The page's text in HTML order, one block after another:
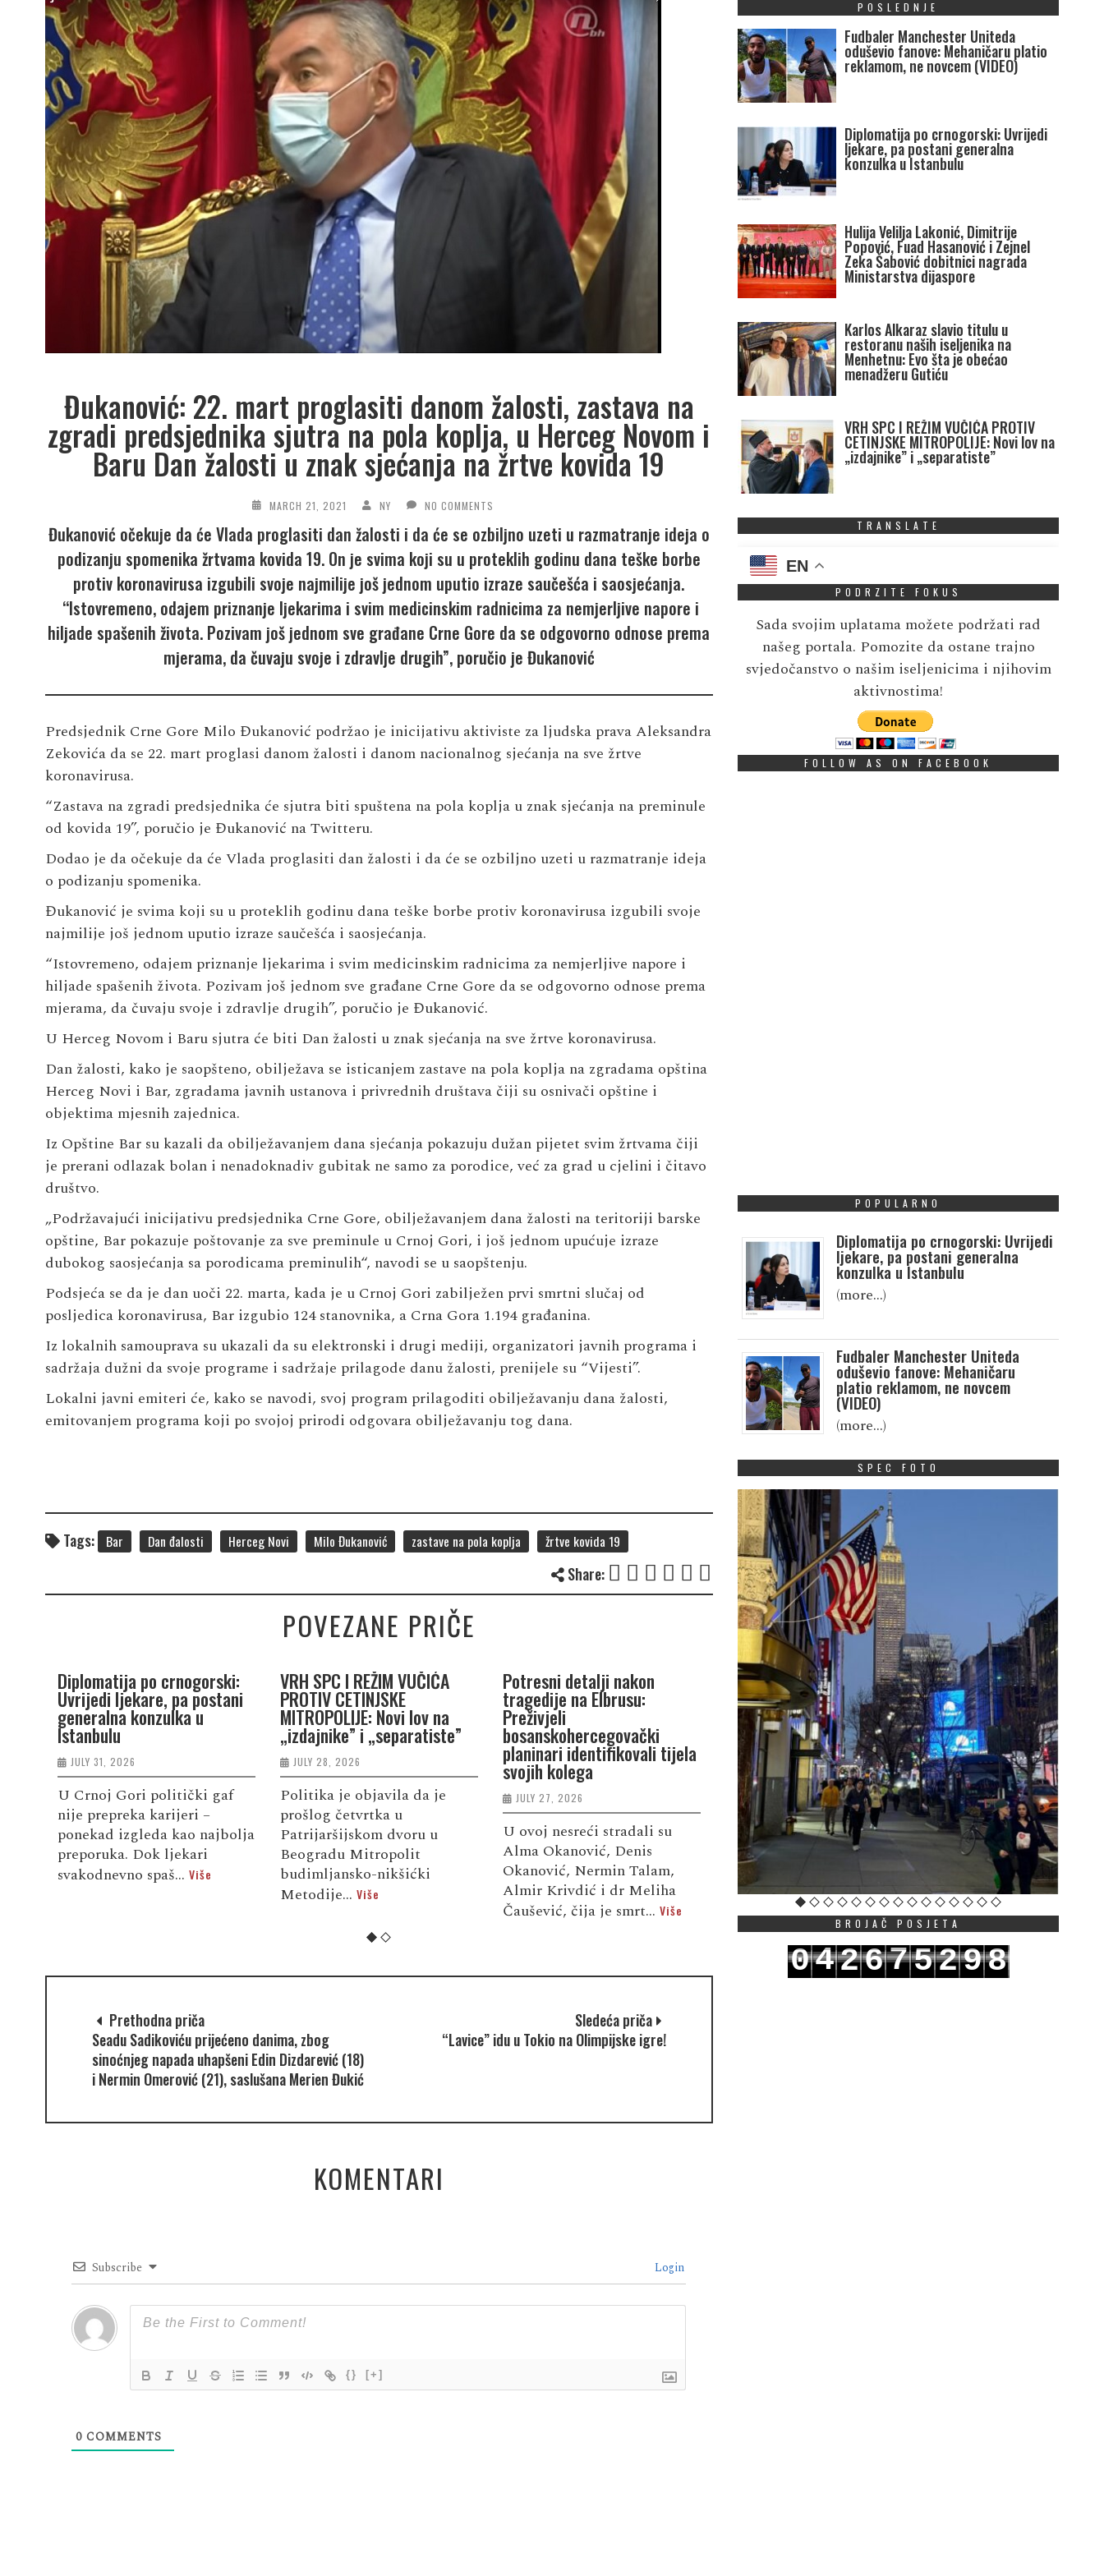
Đukanović: 22. mart proglasiti danom žalosti, zastava na
zgradi predsjednika sjutra na pola koplja, u Herceg Novom i
Baru Dan žalosti u znak sjećanja na žrtve kovida 19
MARCH 21, 2021 NY NO COMMENTS
Đukanović očekuje da će Vlada proglasiti dan žalosti i da će se ozbiljno uzeti u razmatranje ideja o
podizanju spomenika žrtvama kovida 19. On je svima koji su u proteklih godinu dana teške borbe
protiv koronavirusa izgubili svoje najmilije još jednom uputio izraze saučešća i saosjećanja.
“Istovremeno, odajem priznanje ljekarima i svim medicinskim radnicima za nemjerljive napore i
hiljade spašenih života. Pozivam još jednom sve građane Crne Gore da se odgovorno odnose prema
mjerama, da čuvaju svoje i zdravlje drugih”, poručio je Đukanović
Predsjednik Crne Gore Milo Đukanović podržao je inicijativu aktiviste za ljudska prava Aleksandra
Zekovića da se 22. mart proglasi danom žalosti i danom nacionalnog sjećanja na sve žrtve
koronavirusa.
“Zastava na zgradi predsjednika će sjutra biti spuštena na pola koplja u znak sjećanja na preminule
od kovida 19”, poručio je Đukanović na Twitteru.
Dodao je da očekuje da će Vlada proglasiti dan žalosti i da će se ozbiljno uzeti u razmatranje ideja
o podizanju spomenika.
Đukanović je svima koji su u proteklih godinu dana teške borbe protiv koronavirusa izgubili svoje
najmilije još jednom uputio izraze saučešća i saosjećanja.
“Istovremeno, odajem priznanje ljekarima i svim medicinskim radnicima za nemjerljive napore i
hiljade spašenih života. Pozivam još jednom sve građane Crne Gore da se odgovorno odnose prema
mjerama, da čuvaju svoje i zdravlje drugih”, poručio je Đukanović.
U Herceg Novom i Baru sjutra će biti Dan žalosti u znak sjećanja na sve žrtve koronavirusa.
Dan žalosti, kako je saopšteno, obilježava se isticanjem zastave na pola koplja na zgradama opština
Herceg Novi i Bar, zgradama javnih ustanova i privrednih društava čiji su osnivači opštine i
objektima mjesnih zajednica.
Iz Opštine Bar su kazali da obilježavanjem dana sjećanja pokazuju dužan pijetet svim žrtvama čiji
je prerani odlazak bolan i nenadoknadiv gubitak ne samo za porodice, već za grad u cjelini i čitavo
društvo.
„Podržavajući inicijativu predsjednika Crne Gore, obilježavanjem dana žalosti na teritoriji barske
opštine, Bar pokazuje poštovanje za sve preminule u Crnoj Gori, i još jednom upućuje izraze
dubokog saosjećanja sa porodicama preminulih“, navodi se u saopštenju.
Podsjeća se da je dan uoči 22. marta, kada je u Crnoj Gori zabilježen prvi smrtni slučaj od
posljedica koronavirusa, Bar izgubio 124 stanovnika, a Crna Gora 1.194 građanina.
Iz lokalnih samouprava su ukazali da su elektronski i drugi mediji, organizatori javnih programa i
sadržaja dužni da svoje programe i sadržaje prilagode danu žalosti, prenijele su “Vijesti”.
Lokalni javni emiteri će, kako se navodi, svoj program prilagoditi obilježavanju dana žalosti,
emitovanjem programa koji po svojoj prirodi odgovara obilježavanju tog dana.
Tags: Bar Dan đalosti Herceg Novi Milo Đukanović zastave na pola koplja žrtve kovida 19
Share:
POVEZANE PRIČE
Diplomatija po crnogorski:
Uvrijedi ljekare, pa postani
generalna konzulka u
Istanbulu
JULY 31, 2026
U Crnoj Gori politički gaf
nije prepreka karijeri –
ponekad izgleda kao najbolja
preporuka. Dok ljekari
svakodnevno spaš... Više
VRH SPC I REŽIM VUČIĆA
PROTIV CETINJSKE
MITROPOLIJE: Novi lov na
„izdajnike” i „separatiste”
JULY 28, 2026
Politika je objavila da je
prošlog četvrtka u
Patrijaršijskom dvoru u
Beogradu Mitropolit
budimljansko-nikšićki
Metodije... Više
Potresni detalji nakon
tragedije na Elbrusu:
Preživjeli
bosanskohercegovački
planinari identifikovali tijela
svojih kolega
JULY 27, 2026
U ovoj nesreći stradali su
Alma Okanović, Denis
Okanović, Nermin Talam,
Almir Krivdić i dr Meliha
Čaušević, čija je smrt... Više
Tramp uvodi ograničenje
trajanja studentskih,
razmjenskih i novinarskih
viza u SAD
JULY 16, 2026
Pored vremenskog
ograničenja viza, novo
pravilo donosi i dodatna
ograničenja za međunarodne
studente, uključujući kraći ...
Više
Milatović povodom
državnosti: Najveća
Crne Gore su ljudi
čine boljom
JULY 10, 2026
"Specijalni gosti
su predsjednica
Slovenije Nataša Pirc
predsjednik Republike
Hrvatske Zor... Više
Prethodna priča
Seadu Sadikoviću prijećeno danima, zbog
sinoćnjeg napada uhapšeni Edin Dizdarević (18)
i Nermin Omerović (21), saslušana Merien Đukić
Sledeća priča
“Lavice” idu u Tokio na Olimpijske igre!
KOMENTARI
Subscribe Login
{} [+]
0 COMMENTS
POSLEDNJE
Fudbaler Manchester Uniteda
oduševio fanove: Mehaničaru platio
reklamom, ne novcem (VIDEO)
Diplomatija po crnogorski: Uvrijedi
ljekare, pa postani generalna
konzulka u Istanbulu
Hulija Velilja Lakonić, Dimitrije
Popović, Fuad Hasanović i Zejnel
Zeka Šabović dobitnici nagrada
Ministarstva dijaspore
Karlos Alkaraz slavio titulu u
restoranu naših iseljenika na
Menhetnu: Evo šta je obećao
menadžeru Gutiću
VRH SPC I REŽIM VUČIĆA PROTIV
CETINJSKE MITROPOLIJE: Novi lov na
„izdajnike” i „separatiste”
TRANSLATE
EN
PODRZITE FOKUS
Sada svojim uplatama možete podržati rad
našeg portala. Pomozite da ostane trajno
svjedočanstvo o našim iseljenicima i njihovim
aktivnostima!
FOLLOW AS ON FACEBOOK
POPULARNO
Diplomatija po crnogorski: Uvrijedi
ljekare, pa postani generalna
konzulka u Istanbulu
(more…)
Fudbaler Manchester Uniteda
oduševio fanove: Mehaničaru
platio reklamom, ne novcem
(VIDEO)
(more…)
SPEC FOTO
BROJAČ POSJETA
042675298